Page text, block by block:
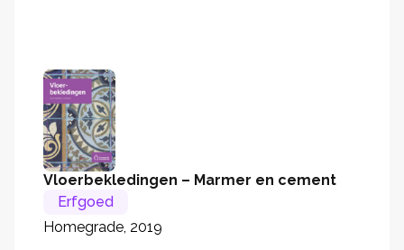
Vloerbekledingen – Marmer en cement
Erfgoed
Homegrade, 2019